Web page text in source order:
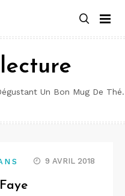
Un Bon Mug De Thé.
9 AVRIL 2018